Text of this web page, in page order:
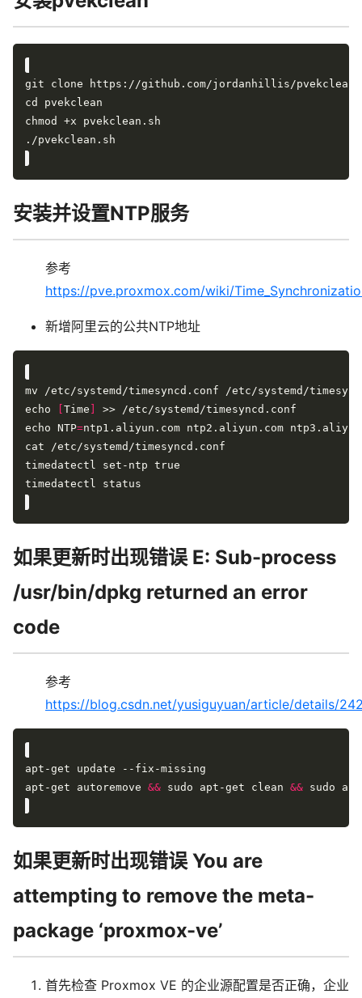
安装并设置NTP服务
参考
https://pve.proxmox.com/wiki/
新增阿里云的公共NTP地址
echo Time
echo NTP=
如果更新时出现错误 E: Sub-process
/usr/bin/dpkg returned an error
code
参考
https://blog.csdn.net/yusiguyuan/article/details/
apt-get autoremove && sudo apt-get clean &&
如果更新时出现错误 You are
attempting to remove the meta-
package ‘proxmox-ve’
首先检查 Proxmox VE 的企业源配置是否正确，企业